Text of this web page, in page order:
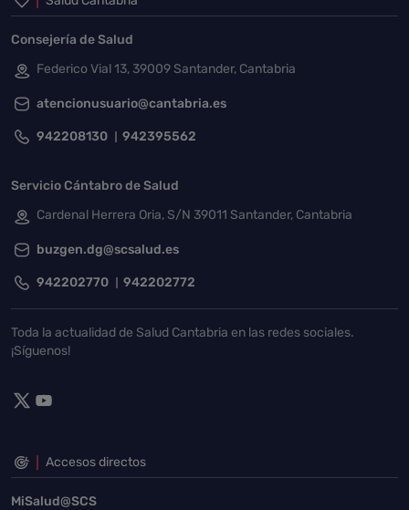
Consejería de Salud
Federico Vial 13, 39009 Santander, Cantabria
atencionusuario@cantabria.es
942208130 942395562
Servicio Cántabro de Salud
Cardenal Herrera Oria, S/N 39011 Santander, Cantabria
buzgen.dg@scsalud.es
942202770 942202772
Toda la actualidad de Salud Cantabria en las redes sociales.
¡Síguenos!
Accesos directos
MiSalud@SCS